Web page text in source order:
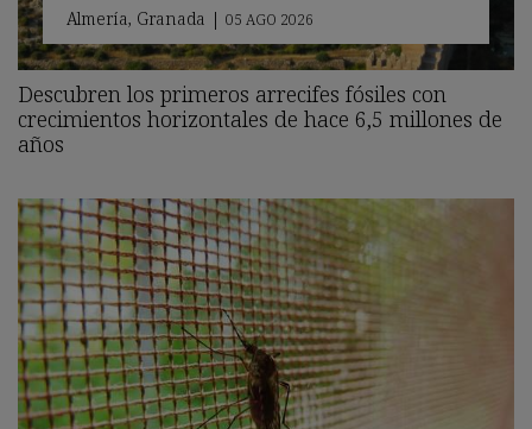
Almería, Granada | 05 AGO 2026
Descubren los primeros arrecifes fósiles con
crecimientos horizontales de hace 6,5 millones de
años